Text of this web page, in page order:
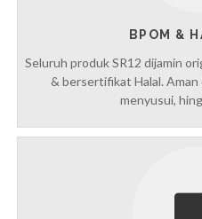
BPOM &
Seluruh produk SR12 dijamin
& bersertifikat Halal.
menyusui,